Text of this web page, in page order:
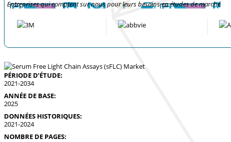
Entreprises qui comptent sur nous pour leurs besoins en études de marché
PÉRIODE D’ÉTUDE:
2021-2034
ANNÉE DE BASE:
2025
DONNÉES HISTORIQUES:
2021-2024
NOMBRE DE PAGES: